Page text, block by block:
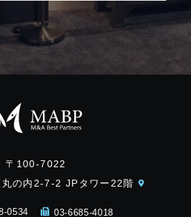
〒100-7022
丸の内2-7-2 JPタワー22階
0534 03-6685-4018